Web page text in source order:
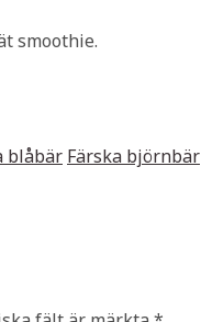
smoothie.
blåbär Färska björnbär